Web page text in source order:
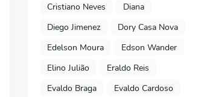
Cristiano Neves
Diana
Diego Jimenez
Dory Casa Nova
Edelson Moura
Edson Wander
Elino Julião
Eraldo Reis
Evaldo Braga
Evaldo Cardoso